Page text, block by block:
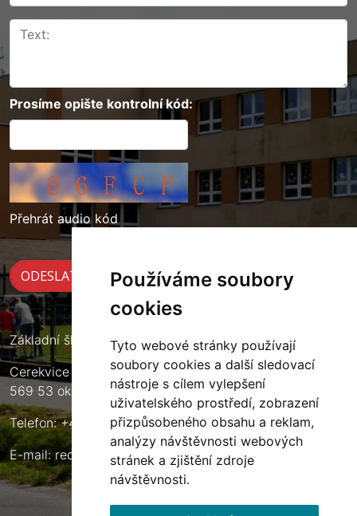
Používáme soubory
cookies
Tyto webové stránky používají
soubory cookies a další sledovací
nástroje s cílem vylepšení
uživatelského prostředí, zobrazení
přizpůsobeného obsahu a reklam,
analýzy návštěvnosti webových
stránek a zjištění zdroje
návštěvnosti.
Prosíme opište kontrolní kód:
Přehrát audio kód
Základní škola Cerekvice nad Loučnou
Cerekvice nad Loučnou 135
569 53 okres Svitavy
Telefon: +420 461 633 140
E-mail:reditel@zscerekvice.cz